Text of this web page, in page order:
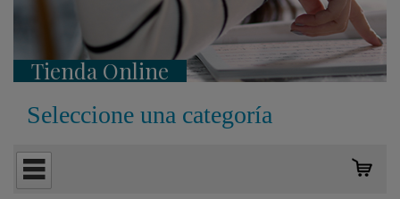
Tienda Online
Seleccione una categoría